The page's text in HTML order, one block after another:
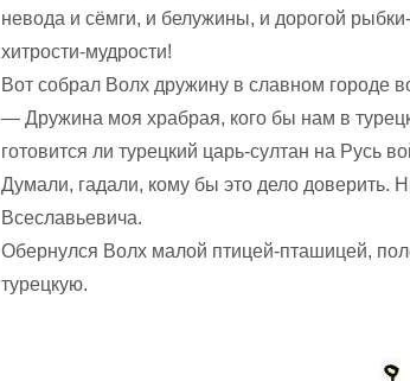
невода и сёмги, и белужины, и дорогой
хитрости-мудрости!
Вот собрал Волх дружину в славном городе
— Дружина моя храбрая, кого бы нам в
готовится ли турецкий царь-султан на Русь
Думали, гадали, кому бы это дело доверить.
Всеславьевича.
Обернулся Волх малой птицей-пташицей,
турецкую.